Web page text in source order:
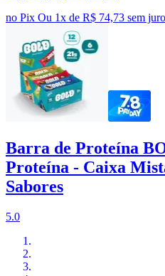
no Pix Ou 1x de R$ 74,73 sem
Barra de Proteína
Proteína - Caixa
Sabores
5.0